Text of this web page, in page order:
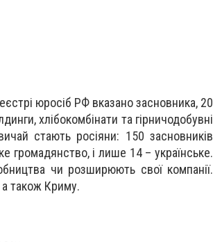
юросіб РФ вказано засновника, 20
хлібокомбінати та гірничодобувні
стають росіяни: 150 засновників
громадянство, і лише 14 – українське.
чи розширюють свої компанії.
а також Криму.